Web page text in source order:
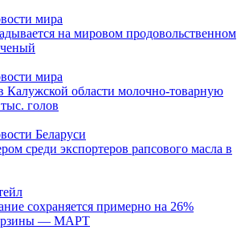
мира
на мировом продовольственном
мира
Калужской области молочно-товарную
голов
Беларуси
среди экспортеров рапсового масла в
сохраняется примерно на 26%
— МАРТ